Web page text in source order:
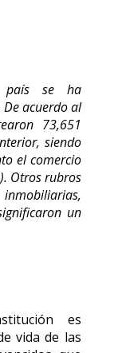
país se ha
acuerdo al
73,651
siendo
el comercio
Otros rubros
un
es
vida de las